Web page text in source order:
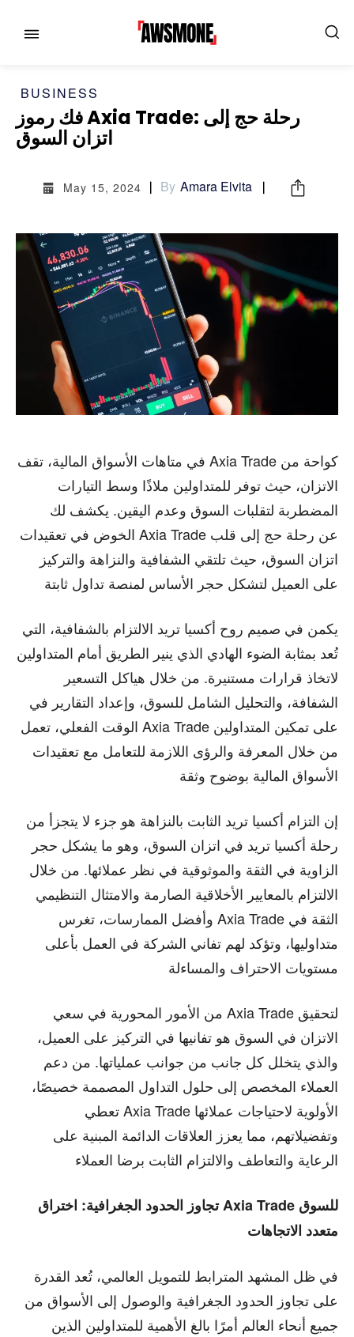
MENU
CATEGORIES:
SHOWS
FILM
CELEBRITY
FASHION & LIFESTYLE
BUSINESS
HEALTH
FOLLOW ON:
FLIPBOARD TWITTER
FACEBOOK INSTAGRAM
PINTEREST
We participate in marketing programs, our editorial
content is not influenced by any commissions. To
find out more, please visit ourTerm and Conditions
page.
MENU
CATEGORIES:
SHOWS
FILM
CELEBRITY
FASHION & LIFESTYLE
BUSINESS
HEALTH
FOLLOW ON:
FLIPBOARD TWITTER
FACEBOOK INSTAGRAM
PINTEREST
We participate in marketing programs, our editorial
content is not influenced by any commissions. To
find out more, please visit ourTerm and Conditions
page.
BUSINESS
فك رموز Axia Trade: رحلة حج إلى
اتزان السوق
May 15, 2024 By Amara Elvita
في متاهات الأسواق المالية، تقف Axia Trade كواحة من
الاتزان، حيث توفر للمتداولين ملاذًا وسط التيارات
المضطربة لتقلبات السوق وعدم اليقين. يكشف لك
الخوض في تعقيدات Axia Trade عن رحلة حج إلى قلب
اتزان السوق، حيث تلتقي الشفافية والنزاهة والتركيز
على العميل لتشكل حجر الأساس لمنصة تداول ثابتة
يكمن في صميم روح أكسيا تريد الالتزام بالشفافية، التي
تُعد بمثابة الضوء الهادي الذي ينير الطريق أمام المتداولين
لاتخاذ قرارات مستنيرة. من خلال هياكل التسعير
الشفافة، والتحليل الشامل للسوق، وإعداد التقارير في
الوقت الفعلي، تعمل Axia Trade على تمكين المتداولين
من خلال المعرفة والرؤى اللازمة للتعامل مع تعقيدات
الأسواق المالية بوضوح وثقة
إن التزام أكسيا تريد الثابت بالنزاهة هو جزء لا يتجزأ من
رحلة أكسيا تريد في اتزان السوق، وهو ما يشكل حجر
الزاوية في الثقة والموثوقية في نظر عملائها. من خلال
الالتزام بالمعايير الأخلاقية الصارمة والامتثال التنظيمي
وأفضل الممارسات، تغرس Axia Trade الثقة في
متداوليها، وتؤكد لهم تفاني الشركة في العمل بأعلى
مستويات الاحتراف والمساءلة
من الأمور المحورية في سعي Axia Trade لتحقيق
الاتزان في السوق هو تفانيها في التركيز على العميل،
والذي يتخلل كل جانب من جوانب عملياتها. من دعم
العملاء المخصص إلى حلول التداول المصممة خصيصًا،
تعطي Axia Trade الأولوية لاحتياجات عملائها
وتفضيلاتهم، مما يعزز العلاقات الدائمة المبنية على
الرعاية والتعاطف والالتزام الثابت برضا العملاء
تجاوز الحدود الجغرافية: اختراق Axia Trade للسوق
متعدد الاتجاهات
في ظل المشهد المترابط للتمويل العالمي، تُعد القدرة
على تجاوز الحدود الجغرافية والوصول إلى الأسواق من
جميع أنحاء العالم أمرًا بالغ الأهمية للمتداولين الذين